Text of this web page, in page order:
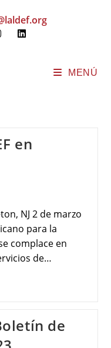
MENÚ
en
NJ 2 de marzo
para la
complace en
de…
de